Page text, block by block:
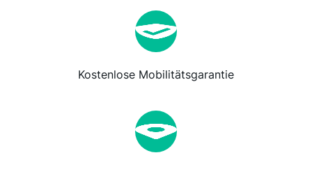
Kostenlose Mobilitätsgarantie